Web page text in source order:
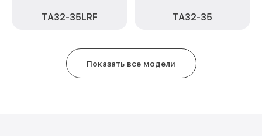
Прошивка (Обновление ПО) TA32-19LRF
от 450₽
Ремонт платы управления
(восстановление) TA32-19LRF Pard
Восстановление после попадания влаги
TA32-35LRF TA32-35
Показать все модели